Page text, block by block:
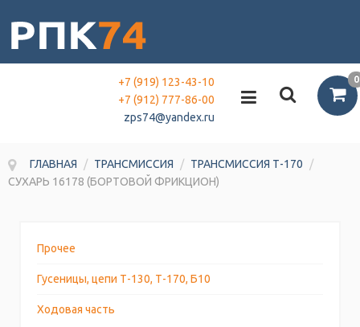
0
+7 (919) 123-43-10
+7 (912) 777-86-00
zps74@yandex.ru
ГЛАВНАЯ / ТРАНСМИССИЯ / ТРАНСМИССИЯ Т-170
/
СУХАРЬ 16178 (БОРТОВОЙ ФРИКЦИОН)
Прочее
Гусеницы, цепи Т-130, Т-170, Б10
Ходовая часть